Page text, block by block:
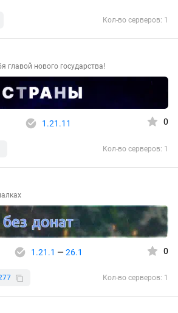
Кол-во серверов: 1
главой нового государства!
1.21.11 0
Кол-во серверов: 1
1.21.1 — 26.1 0
Кол-во серверов: 1